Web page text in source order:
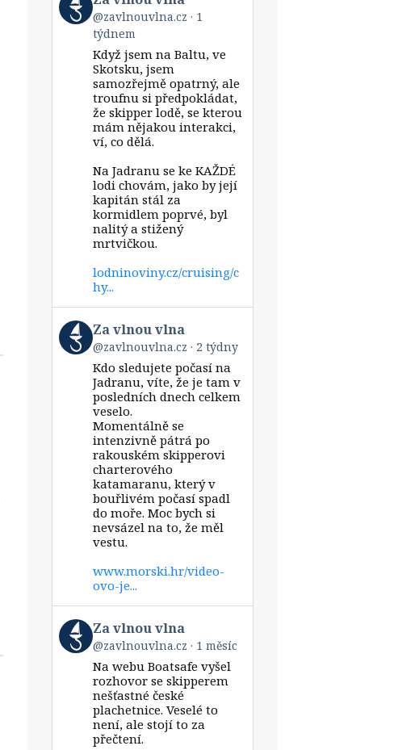
post
by
Bluesky
@zavlnouvlna.cz
1
týdnem
Když jsem na Baltu, ve
Skotsku, jsem
samozřejmě opatrný, ale
troufnu si předpokládat,
že skipper lodě, se kterou
mám nějakou interakci,
ví, co dělá.
Na Jadranu se ke KAŽDÉ
lodi chovám, jako by její
kapitán stál za
kormidlem poprvé, byl
nalitý a stižený
mrtvičkou.
lodninoviny.cz/cruising/c
hy...
View
post
by
Bluesky
Za vlnou vlna
@zavlnouvlna.cz 2 týdny
Kdo sledujete počasí na
Jadranu, víte, že je tam v
posledních dnech celkem
veselo.
Momentálně se
intenzivně pátrá po
rakouském skipperovi
charterového
katamaranu, který v
bouřlivém počasí spadl
do moře. Moc bych si
nevsázel na to, že měl
vestu.
www.morski.hr/video-
ovo-je...
View
post
by
Bluesky
Za vlnou vlna
@zavlnouvlna.cz 1 měsíc
Na webu Boatsafe vyšel
rozhovor se skipperem
nešťastné české
plachetnice. Veselé to
není, ale stojí to za
přečtení.